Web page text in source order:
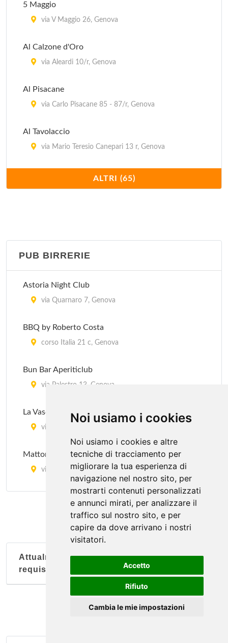
Noi usiamo i cookies
Noi usiamo i cookies e altre
tecniche di tracciamento per
migliorare la tua esperienza di
navigazione nel nostro sito, per
mostrarti contenuti personalizzati
e annunci mirati, per analizzare il
traffico sul nostro sito, e per
capire da dove arrivano i nostri
visitatori.
Accetto
Rifiuto
Cambia le mie impostazioni
Archivolto Mongiardino
Bedin
5 Maggio
via V Maggio 26, Genova
Al Calzone d'Oro
via Aleardi 10/r, Genova
Al Pisacane
via Carlo Pisacane 85 - 87/r, Genova
Al Tavolaccio
via Mario Teresio Canepari 13 r, Genova
via Bensa 40/r, Genova
Ayers Rock cafè
Bedin
Brera Express
Charlie Brown
ALTRI (65)
PUB BIRRERIE
Astoria Night Club
via Quarnaro 7, Genova
BBQ by Roberto Costa
corso Italia 21 c, Genova
Bun Bar Aperiticlub
via Palestro 13, Genova
La Vaschetta
via Piacenza 54 r, Genova
Mattoni Rossi
via Corsica 5 r, Genova
piazza Giacomo Matteotti 5, Genova
via Cesarea 45/R, Genova
via Paolo Anfossi 228/r, Genova
Attualmente nessun soggetto con questi
requisiti